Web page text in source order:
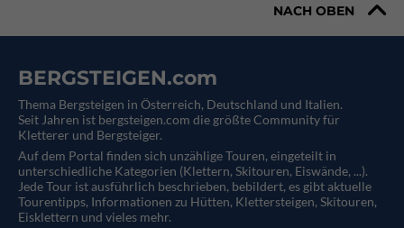
NACH OBEN
BERGSTEIGEN.com
Thema Bergsteigen in Österreich, Deutschland und Italien.
Seit Jahren ist bergsteigen.com die größte Community für
Kletterer und Bergsteiger.
Auf dem Portal finden sich unzählige Touren, eingeteilt in
unterschiedliche Kategorien (Klettern, Skitouren, Eiswände, ...).
Jede Tour ist ausführlich beschrieben, bebildert, es gibt aktuelle
Tourentipps, Informationen zu Hütten, Klettersteigen, Skitouren,
Eisklettern und vieles mehr.